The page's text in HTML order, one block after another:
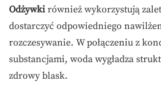
Odżywki również wykorzystują
dostarczyć odpowiedniego
rozczesywanie. W połączeniu z
substancjami, woda wygładza
zdrowy blask.